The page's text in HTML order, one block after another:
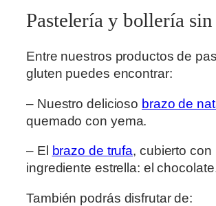
Pastelería y bollería
Entre nuestros productos de
gluten puedes encontrar:
– Nuestro delicioso brazo de
quemado con yema.
– El brazo de trufa, cubierto con
ingrediente estrella: el
También podrás disfrutar de: